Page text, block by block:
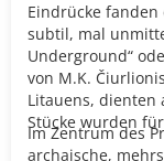
Eindrücke
subtil, mal
Underground“
von M.K.
Litauens, dienten
Stücke wurden
Im Zentrum des
archaische,